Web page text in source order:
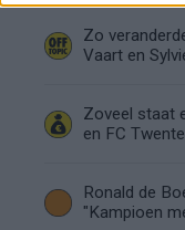
Zo
Vaart en
Zoveel staat
en FC
Ronald de
"Kampioen